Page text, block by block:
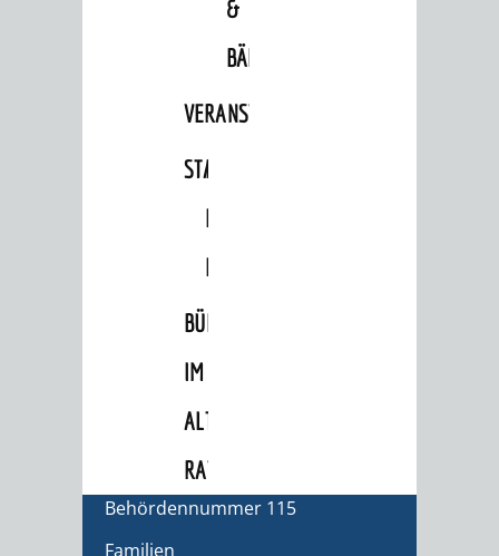
&
BÄDER
VERANSTALTUNGSRÄUME
STADTHALLE
ROLF-
ENGELBRECHT-
HAUS
BÜRGERSAAL
IM
ALTEN
RATHAUS
BERATUNG & ANGEBOTE
Lebenslagen
Dienstleistungen Service BW
Behördennummer 115
Familien